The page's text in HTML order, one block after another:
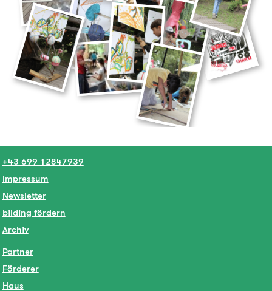
+43 699 12847939
Impressum
Newsletter
bilding fördern
Archiv
Partner
Förderer
Haus